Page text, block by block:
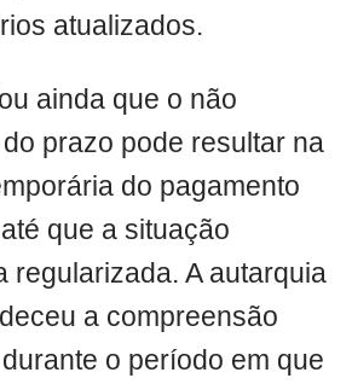
atualizados.
ainda que o não
prazo pode resultar na
do pagamento
que a situação
regularizada. A autarquia
a compreensão
o período em que